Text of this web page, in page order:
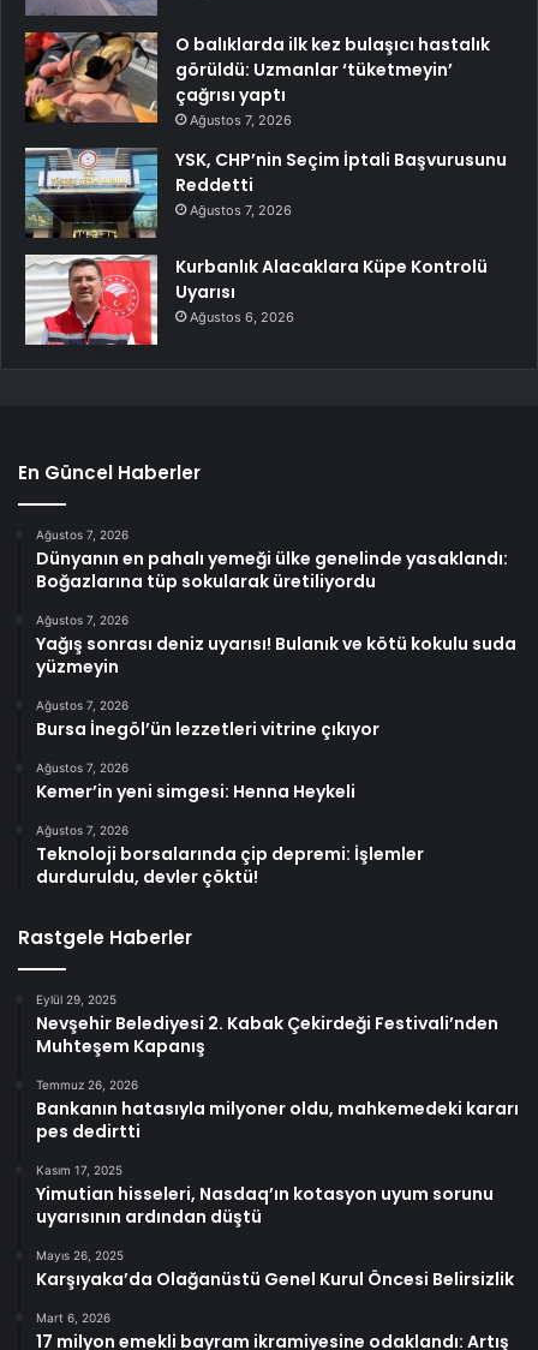
O balıklarda ilk kez bulaşıcı hastalık
görüldü: Uzmanlar ‘tüketmeyin’
çağrısı yaptı
Ağustos 7, 2026
YSK, CHP’nin Seçim İptali Başvurusunu
Reddetti
Ağustos 7, 2026
Kurbanlık Alacaklara Küpe Kontrolü
Uyarısı
Ağustos 6, 2026
En Güncel Haberler
Ağustos 7, 2026
Dünyanın en pahalı yemeği ülke genelinde yasaklandı:
Boğazlarına tüp sokularak üretiliyordu
Ağustos 7, 2026
Yağış sonrası deniz uyarısı! Bulanık ve kötü kokulu suda
yüzmeyin
Ağustos 7, 2026
Bursa İnegöl’ün lezzetleri vitrine çıkıyor
Ağustos 7, 2026
Kemer’in yeni simgesi: Henna Heykeli
Ağustos 7, 2026
Teknoloji borsalarında çip depremi: İşlemler
durduruldu, devler çöktü!
Rastgele Haberler
Eylül 29, 2025
Nevşehir Belediyesi 2. Kabak Çekirdeği Festivali’nden
Muhteşem Kapanış
Temmuz 26, 2026
Bankanın hatasıyla milyoner oldu, mahkemedeki kararı
pes dedirtti
Kasım 17, 2025
Yimutian hisseleri, Nasdaq’ın kotasyon uyum sorunu
uyarısının ardından düştü
Mayıs 26, 2025
Karşıyaka’da Olağanüstü Genel Kurul Öncesi Belirsizlik
Mart 6, 2026
17 milyon emekli bayram ikramiyesine odaklandı: Artış